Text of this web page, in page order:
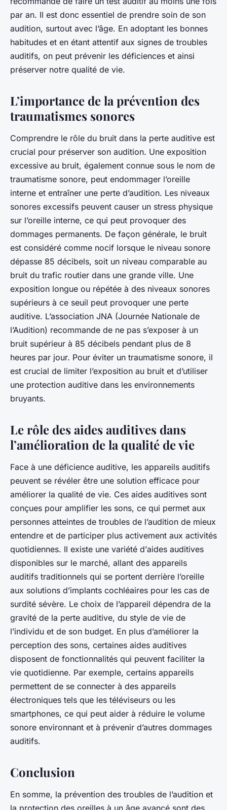
par an. Il est donc essentiel de prendre soin de son
audition, surtout avec l’âge. En adoptant les bonnes
habitudes et en étant attentif aux signes de troubles
auditifs, on peut prévenir les déficiences et ainsi
préserver notre qualité de vie.
L’importance de la prévention des
traumatismes sonores
Comprendre le rôle du bruit dans la perte auditive est
crucial pour préserver son audition. Une exposition
excessive au bruit, également connue sous le nom de
traumatisme sonore, peut endommager l’oreille
interne et entraîner une perte d’audition. Les niveaux
sonores excessifs peuvent causer un stress physique
sur l’oreille interne, ce qui peut provoquer des
dommages permanents. De façon générale, le bruit
est considéré comme nocif lorsque le niveau sonore
dépasse 85 décibels, soit un niveau comparable au
bruit du trafic routier dans une grande ville. Une
exposition longue ou répétée à des niveaux sonores
supérieurs à ce seuil peut provoquer une perte
auditive. L’association JNA (Journée Nationale de
l’Audition) recommande de ne pas s’exposer à un
bruit supérieur à 85 décibels pendant plus de 8
heures par jour. Pour éviter un traumatisme sonore, il
est crucial de limiter l’exposition au bruit et d’utiliser
une protection auditive dans les environnements
bruyants.
Le rôle des aides auditives dans
l’amélioration de la qualité de vie
Face à une déficience auditive, les appareils auditifs
peuvent se révéler être une solution efficace pour
améliorer la qualité de vie. Ces aides auditives sont
conçues pour amplifier les sons, ce qui permet aux
personnes atteintes de troubles de l’audition de mieux
entendre et de participer plus activement aux activités
quotidiennes. Il existe une variété d’aides auditives
disponibles sur le marché, allant des appareils
auditifs traditionnels qui se portent derrière l’oreille
aux solutions d’implants cochléaires pour les cas de
surdité sévère. Le choix de l’appareil dépendra de la
gravité de la perte auditive, du style de vie de
l’individu et de son budget. En plus d’améliorer la
perception des sons, certaines aides auditives
disposent de fonctionnalités qui peuvent faciliter la
vie quotidienne. Par exemple, certains appareils
permettent de se connecter à des appareils
électroniques tels que les téléviseurs ou les
smartphones, ce qui peut aider à réduire le volume
sonore environnant et à prévenir d’autres dommages
auditifs.
Conclusion
En somme, la prévention des troubles de l’audition et
la protection des oreilles à un âge avancé sont des